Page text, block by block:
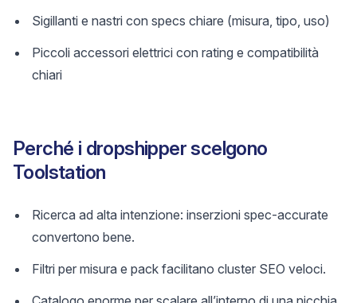
Sigillanti e nastri con specs chiare (misura, tipo, uso)
Piccoli accessori elettrici con rating e compatibilità
chiari
Perché i dropshipper scelgono
Toolstation
Ricerca ad alta intenzione: inserzioni spec-accurate
convertono bene.
Filtri per misura e pack facilitano cluster SEO veloci.